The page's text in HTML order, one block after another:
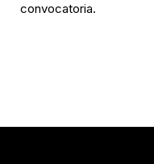
convocatoria.